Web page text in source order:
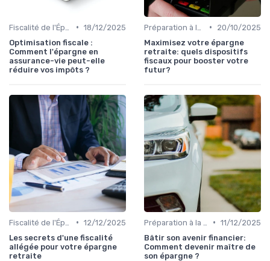
• 18/12/2025
Optimisation fiscale :
Comment l'épargne en
assurance-vie peut-elle
réduire vos impôts ?
•
20/10/2025
Maximisez votre épargne
retraite: quels dispositifs
fiscaux pour booster votre
futur?
• 12/12/2025
Les secrets d'une fiscalité
allégée pour votre épargne
retraite
• 11/12/2025
Bâtir son avenir financier:
Comment devenir maître de
son épargne ?